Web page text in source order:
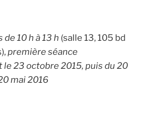
de 10 h à 13 h (salle 13, 105 bd
première séance
23 octobre 2015, puis du 20
mai 2016